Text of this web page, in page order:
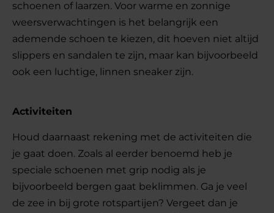
schoenen of laarzen. Voor warme en zonnige
weersverwachtingen is het belangrijk een
ademende schoen te kiezen, dit hoeven niet altijd
slippers en sandalen te zijn, maar kan bijvoorbeeld
ook een luchtige, linnen sneaker zijn.
Activiteiten
Houd daarnaast rekening met de activiteiten die
je gaat doen. Zoals al eerder benoemd heb je
speciale schoenen met grip nodig als je
bijvoorbeeld bergen gaat beklimmen. Ga je veel
de zee in bij grote rotspartijen? Vergeet dan je